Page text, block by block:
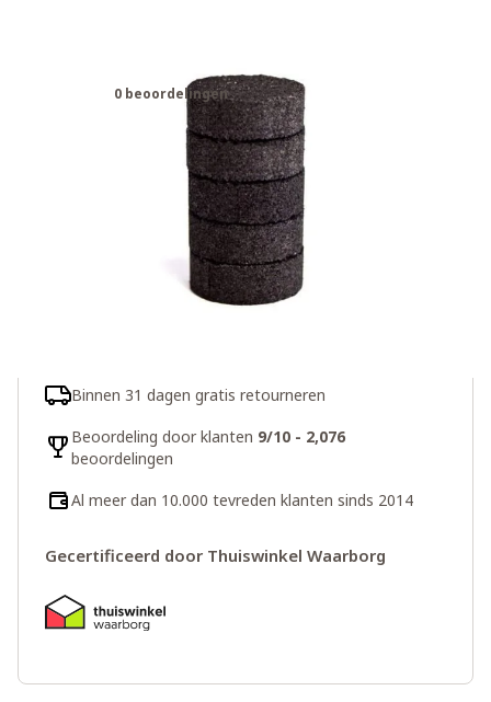
0 beoordelingen
In winkelwagen
Binnen 31 dagen gratis retourneren
Beoordeling door klanten 9/10 - 2,076
beoordelingen
Al meer dan 10.000 tevreden klanten sinds 2014
Gecertificeerd door Thuiswinkel Waarborg